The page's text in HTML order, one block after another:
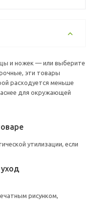
и ножек — или выберите
эти товары
расходуется меньше
для окружающей
утилизации, если
рисунком,